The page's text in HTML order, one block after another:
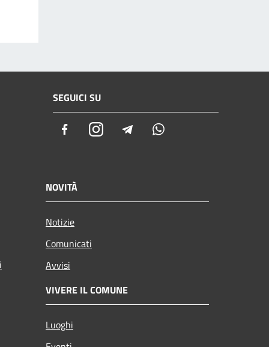
SEGUICI SU
FacebookInstagramTelegram
NOVITÀ
Notizie
Comunicati
Avvisi
VIVERE IL COMUNE
Luoghi